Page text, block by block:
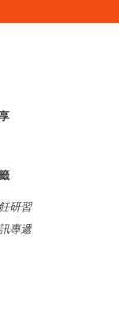
研習
專遞